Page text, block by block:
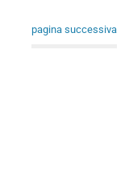
pagina successiva